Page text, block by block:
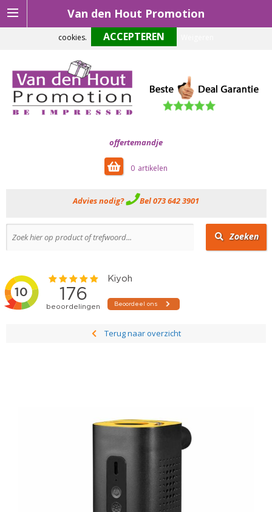
Van den Hout Promotion
offertemandje
0
Advies nodig? Bel 073 642 3901
Zoeken
Terug naar overzicht
Om onze website optimaal te laten functioneren maken wij gebruik van
cookies.